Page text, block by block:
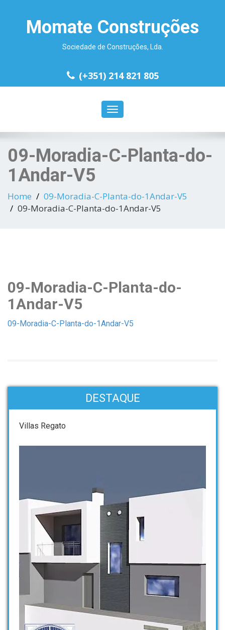
Momate Construções
Sociedade de Construções, Lda.
(+351) 214 821 805
Toggle
navigation
09-Moradia-C-Planta-do-
1Andar-V5
Home
09-Moradia-C-Planta-do-1Andar-V5
09-Moradia-C-Planta-do-1Andar-V5
09-Moradia-C-Planta-do-
1Andar-V5
09-Moradia-C-Planta-do-1Andar-V5
DESTAQUE
Villas Regato